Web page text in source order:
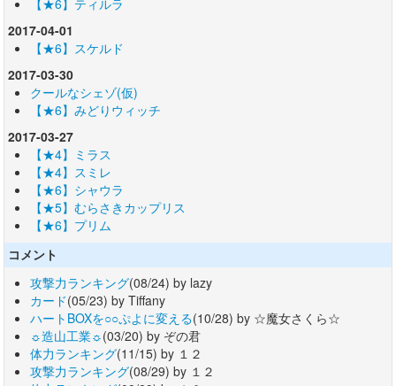
2017-04-01
【★6】スケルド
2017-03-30
クールなシェゾ(仮)
【★6】みどりウィッチ
2017-03-27
【★4】ミラス
【★4】スミレ
【★6】シャウラ
【★5】むらさきカップリス
【★6】プリム
コメント
攻撃力ランキング(08/24) by lazy
カード(05/23) by Tiffany
ハートBOXを○○ぷよに変える(10/28) by ☆魔女さくら☆
☼造山工業☼(03/20) by ぞの君
体力ランキング(11/15) by １２
攻撃力ランキング(08/29) by １２